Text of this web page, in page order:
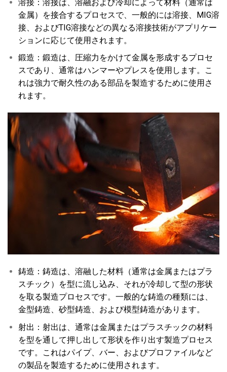
溶接：溶接は、溶融および冷却によって材料（通常は
金属）を接合するプロセスで、一般的には溶接、MIG溶
接、およびTIG溶接などの異なる溶接技術がアプリケー
ションに応じて使用されます。
鍛造：鍛造は、圧縮力をかけて金属を形成するプロセ
スであり、通常はハンマーやプレスを使用します。こ
れは強力で耐久性のある部品を製造するために使用さ
れます。
鋳造：鋳造は、溶融した材料（通常は金属またはプラ
スチック）を型に流し込み、それが冷却して型の形状
を取る製造プロセスです。一般的な鋳造の種類には、
金型鋳造、砂型鋳造、および模型鋳造があります。
射出：射出は、通常は金属またはプラスチックの材料
を型を通して押し出して形状を作り出す製造プロセス
です。これはパイプ、バー、およびプロファイルなど
の製品を製造するために使用されます。